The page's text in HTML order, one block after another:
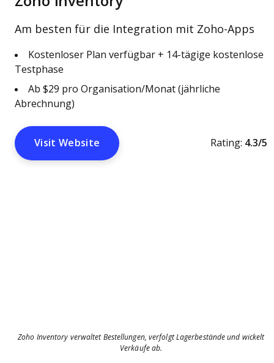
Am besten für die Integration mit Zoho-Apps
Kostenloser Plan verfügbar + 14-tägige kostenlose
Testphase
Ab $29 pro Organisation/Monat (jährliche
Abrechnung)
Visit Website Rating: 4.3/5
Zoho Inventory verwaltet Bestellungen, verfolgt Lagerbestände und wickelt
Verkäufe ab.